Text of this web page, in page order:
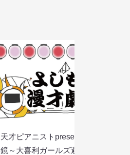
天才ピアニストpresentsすっぴん眼
鏡～大喜利ガールズ避暑地を目指さ